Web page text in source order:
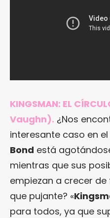
KINGSMAN: EL
Vaughn). ¿Nos
interesante caso en
Bond está
mientras que sus
empiezan a crecer
que pujante? «
para todos, ya que